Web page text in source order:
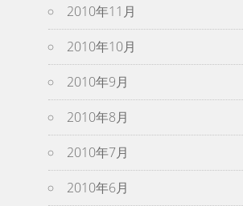
2010年11月
2010年10月
2010年9月
2010年8月
2010年7月
2010年6月